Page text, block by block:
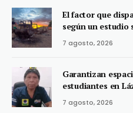
El factor que
según un estudio
7 agosto, 2026
Garantizan
estudiantes en
7 agosto, 2026